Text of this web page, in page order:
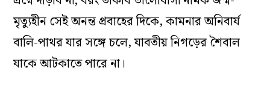
মৃত্যুহীন সেই অনন্ত প্রবাহের দিকে, কামনার অনিবার্য
বালি-পাথর যার সঙ্গে চলে, যাবতীয় নিগড়ের শৈবাল
যাকে আটকাতে পারে না।